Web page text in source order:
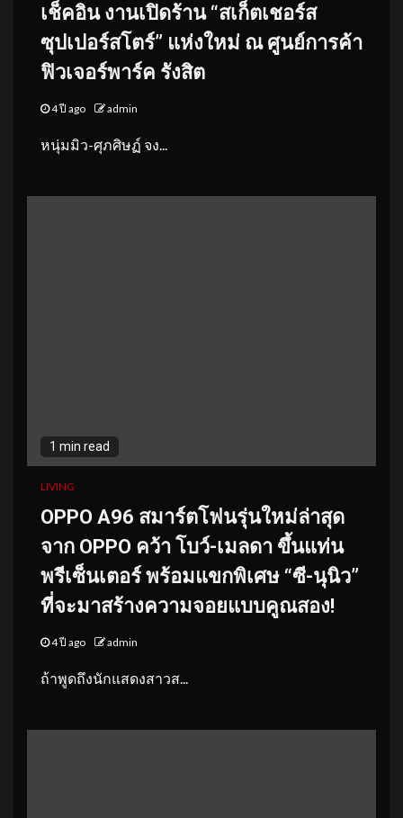
เช็คอิน งานเปิดร้าน “สเก็ตเชอร์ส
ซุปเปอร์สโตร์” แห่งใหม่ ณ ศูนย์การค้า
ฟิวเจอร์พาร์ค รังสิต
4 ปี ago admin
หนุ่มมิว-ศุภศิษฏ์ จง...
1 min read
LIVING
OPPO A96 สมาร์ตโฟนรุ่นใหม่ล่าสุด
จาก OPPO คว้า โบว์-เมลดา ขึ้นแท่น
พรีเซ็นเตอร์ พร้อมแขกพิเศษ “ซี-นุนิว”
ที่จะมาสร้างความจอยแบบคูณสอง!
4 ปี ago admin
ถ้าพูดถึงนักแสดงสาวส...